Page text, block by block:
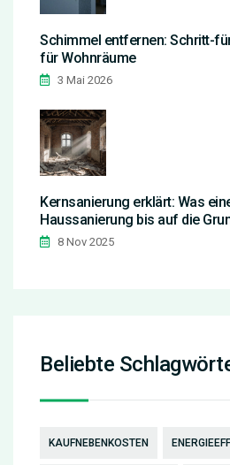
Schimmel entfernen: Schritt-
für Wohnräume
3 Mai 2026
Kernsanierung erklärt: Was
Haussanierung bis auf die
bedeutet
8 Nov 2025
Beliebte
KAUFNEBENKOSTEN